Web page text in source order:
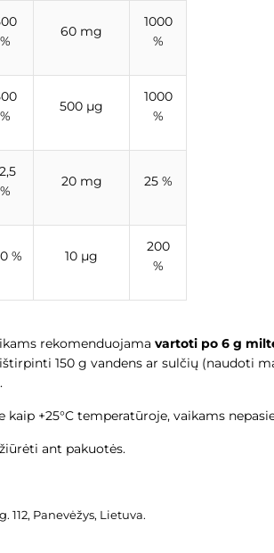
%
60 mg
1000
%
%
500 µg
1000
%
%
20 mg 25 %
% 10 µg
200
%
rekomenduojama vartoti po 6 g
150 g vandens ar sulčių (naudoti
kaip +25°C temperatūroje, vaikams
žiūrėti ant
112, Panevėžys, Lietuva.